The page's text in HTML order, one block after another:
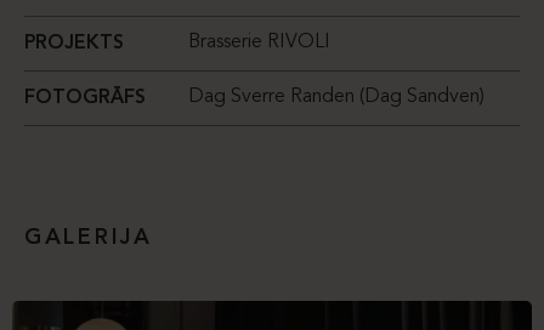
PROJEKTS Brasserie RIVOLI
FOTOGRĀFS Dag Sverre Randen (Dag Sandven)
GALERIJA